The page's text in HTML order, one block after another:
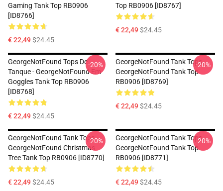
Gaming Tank Top RB0906
[ID8766]
€ 22,49$24.45
Top RB0906 [ID8767]
€ 22,49$24.45
GeorgeNotFound Tops De
Tanque - GeorgeNotFound Em
Goggles Tank Top RB0906
[ID8768]
€ 22,49$24.45
-20%
GeorgeNotFound Tank Tops -
GeorgeNotFound Tank Top
RB0906 [ID8769]
€ 22,49$24.45
-20%
GeorgeNotFound Tank Tops -
GeorgeNotFound Christmas
Tree Tank Top RB0906 [ID8770]
€ 22,49$24.45
-20%
GeorgeNotFound Tank Tops -
GeorgeNotFound Tank Top
RB0906 [ID8771]
€ 22,49$24.45
-20%